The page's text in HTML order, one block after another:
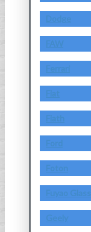
Dodge
FAW
Ferrari
Fiat
Fiath
Ford
Foton
Fuyao Glass
Geely